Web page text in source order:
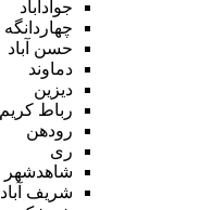
جوادآباد
چهاردانگه
حسن آباد
دماوند
دیزین
رباط کریم
رودهن
ری
شاهدشهر
شریف آباد